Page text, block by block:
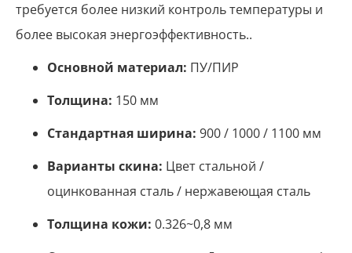
требуется более низкий контроль температуры и
более высокая энергоэффективность..
Основной материал: ПУ/ПИР
Толщина: 150 мм
Стандартная ширина: 900 / 1000 / 1100 мм
Варианты скина: Цвет стальной /
оцинкованная сталь / нержавеющая сталь
Толщина кожи: 0.326~0,8 мм